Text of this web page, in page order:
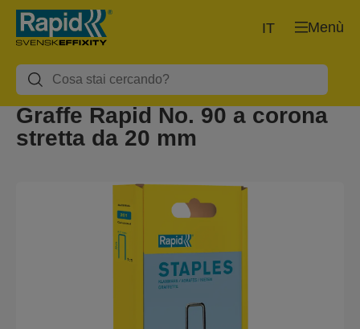
Menù
IT
Graffe Rapid No. 90 a corona
stretta da 20 mm